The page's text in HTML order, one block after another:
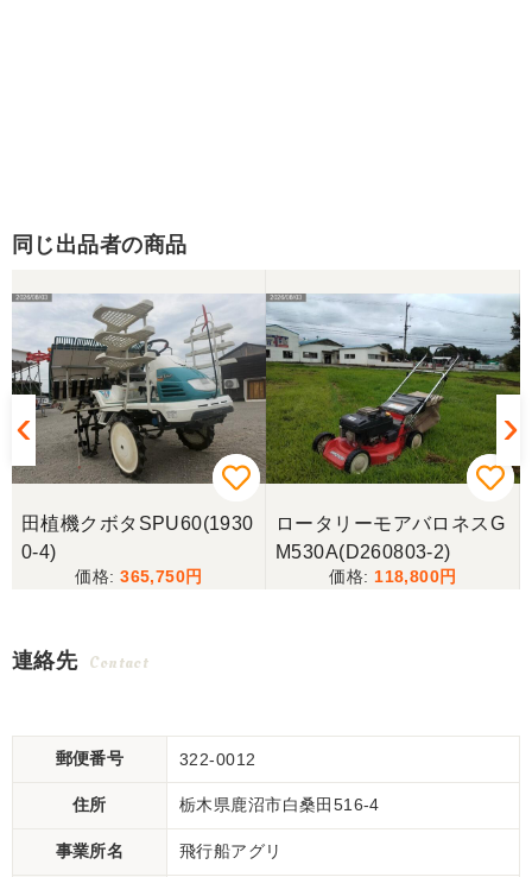
同じ出品者の商品
田植機クボタSPU60(1930
0-4)
365,750
ロータリーモアバロネスG
M530A(D260803-2)
118,800
連絡先 Contact
郵便番号 322-0012
住所 栃木県鹿沼市白桑田516-4
事業所名 飛行船アグリ